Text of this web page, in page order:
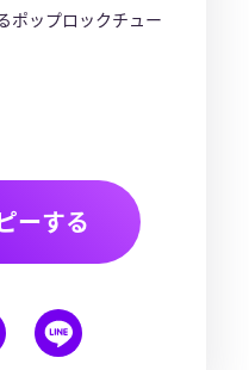
ポップロックチュー
ーする